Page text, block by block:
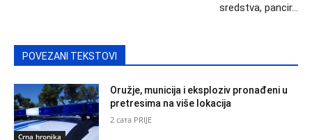
sredstva, pancir…
POVEZANI TEKSTOVI
Crna hronika
Oružje, municija i eksploziv pronađeni u
pretresima na više lokacija
2 сата PRIJE